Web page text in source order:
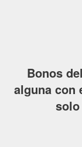
Bonos
alguna con